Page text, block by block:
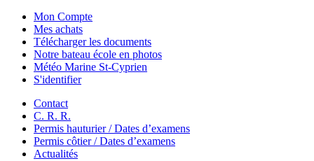
Mon Compte
Mes achats
Télécharger les documents
Notre bateau école en photos
Météo Marine St-Cyprien
S'identifier
Contact
C. R. R.
Permis hauturier / Dates d’examens
Permis côtier / Dates d’examens
Actualités